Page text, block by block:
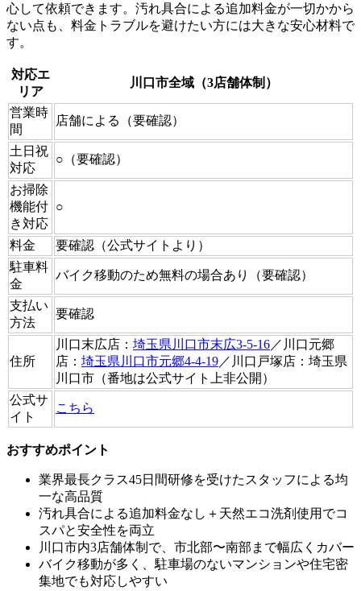
心して依頼できます。汚れ具合による追加料金が一切かから
ない点も、料金トラブルを避けたい方には大きな安心材料で
す。
対応エ
リア
川口市全域（3店舗体制）
営業時
間
店舗による（要確認）
土日祝
対応
○（要確認）
お掃除
機能付
き対応
○
料金
要確認（公式サイトより）
駐車料
金
バイク移動のため無料の場合あり（要確認）
支払い
方法
要確認
住所
川口末広店： 埼玉県川口市末広3-5-16／川口元郷
店： 埼玉県川口市元郷4-4-19／川口戸塚店：埼玉県
川口市（番地は公式サイト上非公開）
公式サ
イト
こちら
おすすめポイント
業界最長クラス45日間研修を受けたスタッフによる均
一な高品質
汚れ具合による追加料金なし＋天然エコ洗剤使用でコ
スパと安全性を両立
川口市内3店舗体制で、市北部〜南部まで幅広くカバー
バイク移動が多く、駐車場のないマンションや住宅密
集地でも対応しやすい